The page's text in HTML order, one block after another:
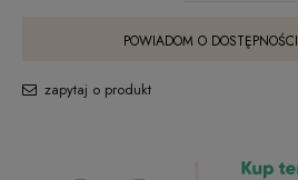
POWIADOM O DOSTĘPNOŚCI
zapytaj o produkt